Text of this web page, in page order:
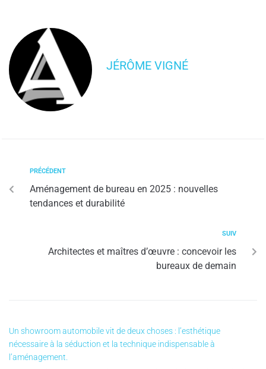
JÉRÔME VIGNÉ
PRÉCÉDENT
Aménagement de bureau en 2025 : nouvelles
tendances et durabilité
SUIV
Architectes et maîtres d’œuvre : concevoir les
bureaux de demain
Un showroom automobile vit de deux choses : l’esthétique
nécessaire à la séduction et la technique indispensable à
l’aménagement.